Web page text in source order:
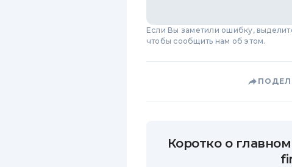
Если Вы заметили ошибку,
чтобы сообщить нам об этом.
Коротко о